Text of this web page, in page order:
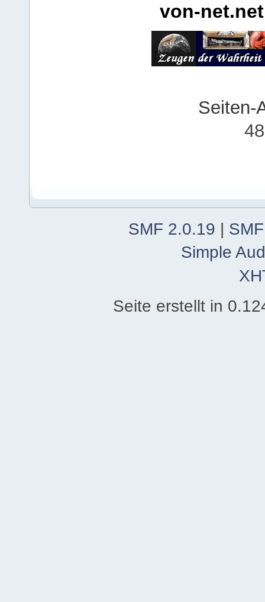
von-net.net
Seiten-
SMF 2.0.19
Simple
Seite erstellt in